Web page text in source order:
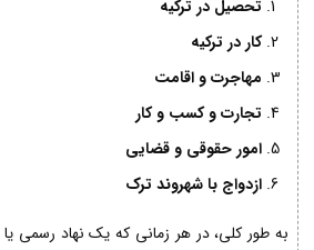
تحصیل در ترکیه
کار در ترکیه
مهاجرت و اقامت
تجارت و کسب و کار
امور حقوقی و قضایی
ازدواج با شهروند ترک
به طور کلی، در هر زمانی که یک نهاد رسمی یا